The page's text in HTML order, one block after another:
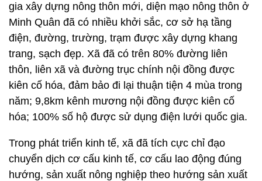
gia xây dựng nông thôn mới, diện mạo nông thôn ở
Minh Quân đã có nhiều khởi sắc, cơ sở hạ tầng
điện, đường, trường, trạm được xây dựng khang
trang, sạch đẹp. Xã đã có trên 80% đường liên
thôn, liên xã và đường trục chính nội đồng được
kiên cố hóa, đảm bảo đi lại thuận tiện 4 mùa trong
năm; 9,8km kênh mương nội đồng được kiên cố
hóa; 100% số hộ được sử dụng điện lưới quốc gia.
Trong phát triển kinh tế, xã đã tích cực chỉ đạo
chuyển dịch cơ cấu kinh tế, cơ cấu lao động đúng
hướng, sản xuất nông nghiệp theo hướng sản xuất